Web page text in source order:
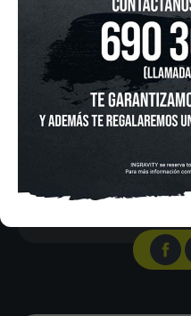
IN-GRAVITY MADRID
Pza. Mariano de Cavia, 2
915 524 553
in-gravity@in-gravity.com
Lunes a Viernes de 12:00 -
Domingo 10:00-15:00